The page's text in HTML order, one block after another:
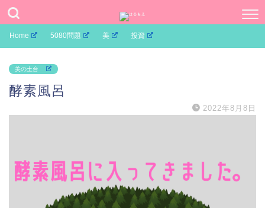
Home 5080問題 美 投資
美の土台
酵素風呂
2022年8月8日